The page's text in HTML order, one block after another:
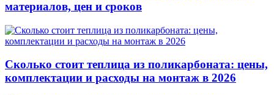
материалов, цен и сроков
Сколько стоит теплица из поликарбоната: цены,
комплектации и расходы на монтаж в 2026